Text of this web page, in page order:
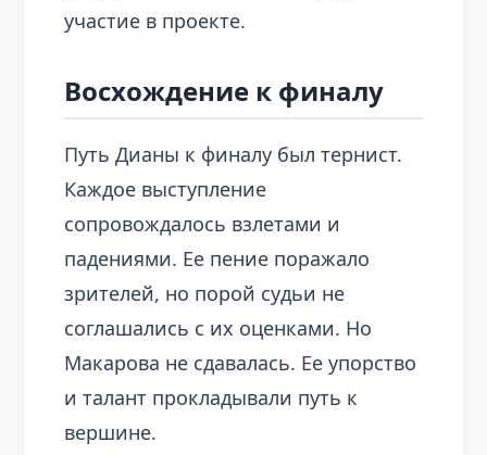
участие в проекте.
Восхождение к финалу
Путь Дианы к финалу был тернист.
Каждое выступление
сопровождалось взлетами и
падениями. Ее пение поражало
зрителей, но порой судьи не
соглашались с их оценками. Но
Макарова не сдавалась. Ее упорство
и талант прокладывали путь к
вершине.